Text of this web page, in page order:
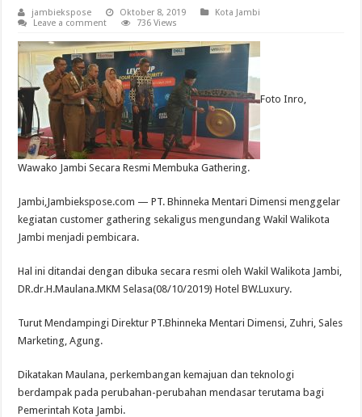
jambiekspose Oktober 8, 2019
Kota Jambi
Leave a comment
736 Views
Foto Inro,
Wawako Jambi Secara Resmi Membuka Gathering.
Jambi,Jambiekspose.com — PT. Bhinneka Mentari Dimensi menggelar
kegiatan customer gathering sekaligus mengundang Wakil Walikota
Jambi menjadi pembicara.
Hal ini ditandai dengan dibuka secara resmi oleh Wakil Walikota Jambi,
DR.dr.H.Maulana.MKM Selasa(08/10/2019) Hotel BW.Luxury.
Turut Mendampingi Direktur PT.Bhinneka Mentari Dimensi, Zuhri, Sales
Marketing, Agung.
Dikatakan Maulana, perkembangan kemajuan dan teknologi
berdampak pada perubahan-perubahan mendasar terutama bagi
Pemerintah Kota Jambi.